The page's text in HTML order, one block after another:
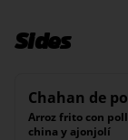
Sides
Chahan de
Arroz frito con
china y ajonjolí